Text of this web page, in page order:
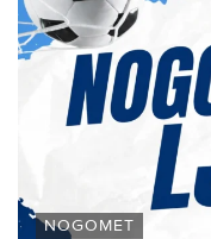
NOGOMET